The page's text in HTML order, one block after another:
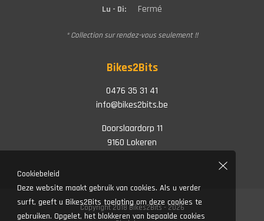
Lu - Di: Fermé
* Collection sur rendez-vous seulement !!
Bikes2Bits
0476 35 31 41
info@bikes2bits.be
Doorslaardorp 11
9160 Lokeren
Copyright 2018 Bikes2Bits - 2026
Cookiebeleid
Deze website maakt gebruik van cookies. Als u verder
surft, geeft u Bikes2Bits toelating om deze cookies te
gebruiken. Opgelet, het blokkeren van bepaalde cookies